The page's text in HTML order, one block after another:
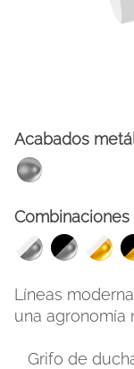
CAT
Acabados
Combinaciones
Líneas
una agronomía
Grifo de